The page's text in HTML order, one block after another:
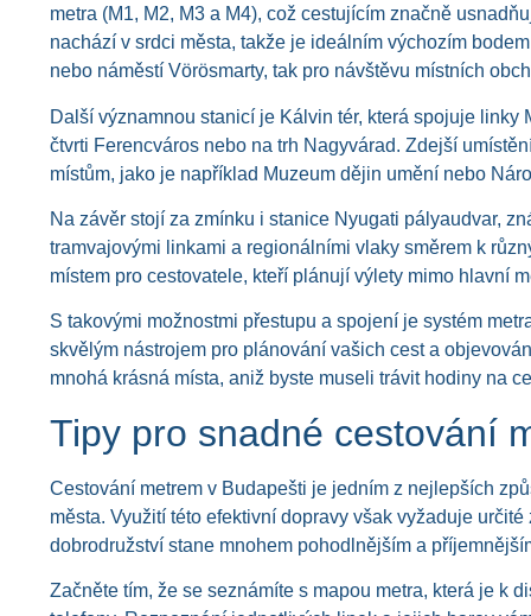
metra (M1, M2, M3 a M4), což cestujícím značně
nachází v srdci města, takže je ideálním výchozím
nebo náměstí Vörösmarty, tak pro návštěvu místních
Další významnou stanicí je Kálvin tér, která spojuje linky
čtvrti Ferencváros nebo na trh Nagyvárad. Zdejší
místům, jako je například Muzeum dějin umění nebo
Na závěr stojí za zmínku i stanice Nyugati pályaudvar,
tramvajovými linkami a regionálními vlaky směrem k
místem pro cestovatele, kteří plánují výlety mimo hlavní
S takovými možnostmi přestupu a spojení je systém
skvělým nástrojem pro plánování vašich cest a
mnohá krásná místa, aniž byste museli trávit hodiny na
Tipy pro snadné cestování
Cestování metrem v Budapešti je jedním z nejlepších
města. Využití této efektivní dopravy však vyžaduje
dobrodružství stane mnohem pohodlnějším a
Začněte tím, že se seznámíte s mapou metra, která je k